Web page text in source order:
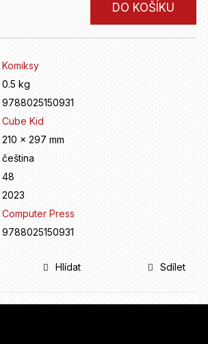
DO KOŠÍKU
Komiksy
0.5 kg
9788025150931
Cube Kid
210 x 297 mm
čeština
48
2023
Computer Press
9788025150931
Hlídat Sdílet